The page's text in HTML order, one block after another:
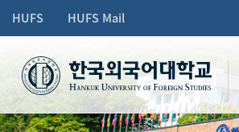
HUFS HUFS Mail